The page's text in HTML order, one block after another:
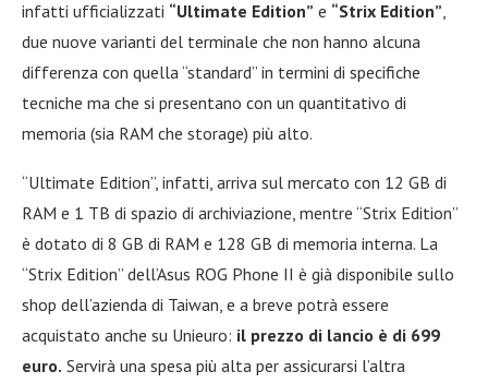
infatti ufficializzati “Ultimate Edition” e “Strix Edition”
due nuove varianti del terminale che non hanno alcuna
differenza con quella “standard” in termini di specifiche
tecniche ma che si presentano con un quantitativo di
memoria (sia RAM che storage) più alto.
“Ultimate Edition”, infatti, arriva sul mercato con 12 GB di
RAM e 1 TB di spazio di archiviazione, mentre “Strix Edition”
è dotato di 8 GB di RAM e 128 GB di memoria interna. La
“Strix Edition” dell’Asus ROG Phone II è già disponibile sullo
shop dell’azienda di Taiwan, e a breve potrà essere
acquistato anche su Unieuro: il prezzo di lancio è di 699
euro. Servirà una spesa più alta per assicurarsi l’altra